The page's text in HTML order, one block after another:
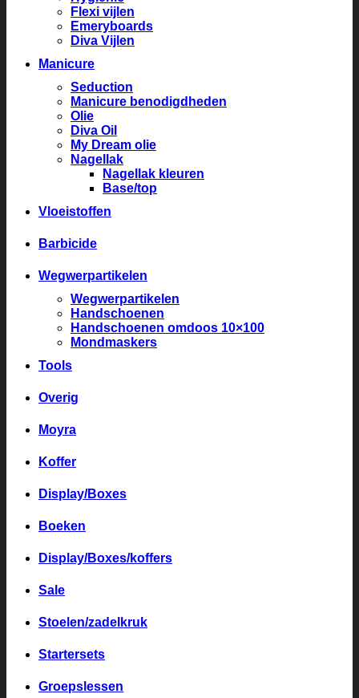
Flexi vijlen
Emeryboards
Diva Vijlen
Manicure
Seduction
Manicure benodigdheden
Olie
Diva Oil
My Dream olie
Nagellak
Nagellak kleuren
Base/top
Vloeistoffen
Barbicide
Wegwerpartikelen
Wegwerpartikelen
Handschoenen
Handschoenen omdoos 10×100
Mondmaskers
Tools
Overig
Moyra
Koffer
Display/Boxes
Boeken
Display/Boxes/koffers
Sale
Stoelen/zadelkruk
Startersets
Groepslessen